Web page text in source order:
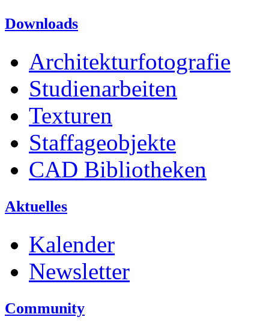
Downloads
Architekturfotografie
Studienarbeiten
Texturen
Staffageobjekte
CAD Bibliotheken
Aktuelles
Kalender
Newsletter
Community